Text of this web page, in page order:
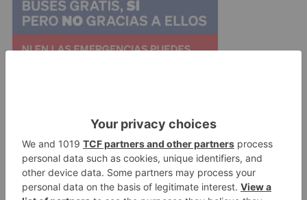
Además, el parque infantil abrirá sus puertas a